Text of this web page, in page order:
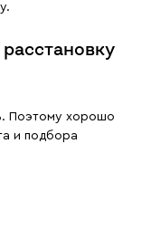
Поэтому хорошо
и подбора